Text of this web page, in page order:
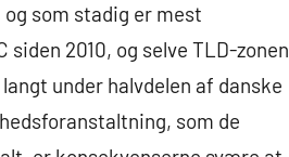
som stadig er mest
2010, og selve TLD-zonen
under halvdelen af danske
som de